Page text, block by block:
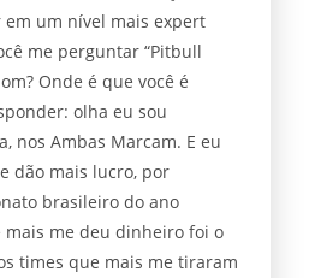
em um nível mais expert
me perguntar “Pitbull
Onde é que você é
olha eu sou
nos Ambas Marcam. E eu
dão mais lucro, por
brasileiro do ano
mais me deu dinheiro foi o
times que mais me tiraram